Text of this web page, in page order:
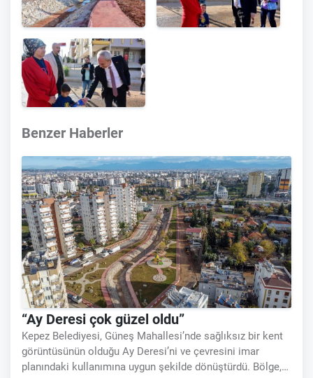
Benzer Haberler
“Ay Deresi çok güzel oldu”
Kepez Belediyesi, Güneş Mahallesi’nde sağlıksız bir kent
görüntüsünün olduğu Ay Deresi’ni ve çevresini imar
planındaki kullanımına uygun şekilde dönüştürdü. Bölge,